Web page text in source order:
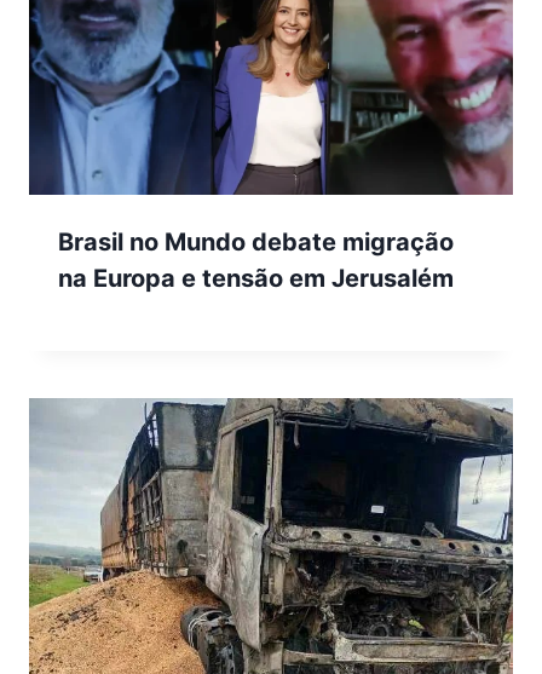
Brasil no Mundo debate migração
na Europa e tensão em Jerusalém